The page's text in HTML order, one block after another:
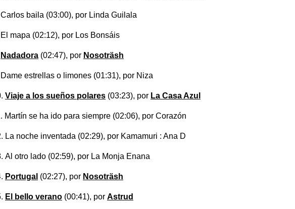
Carlos baila (03:00), por Linda Guilala
El mapa (02:12), por Los Bonsáis
Nadadora (02:47), por Nosoträsh
Dame estrellas o limones (01:31), por Niza
Viaje a los sueños polares (03:23), por La Casa Azul
Martín se ha ido para siempre (02:06), por Corazón
La noche inventada (02:29), por Kamamuri : Ana D
Al otro lado (02:59), por La Monja Enana
Portugal (02:27), por Nosoträsh
El bello verano (00:41), por Astrud